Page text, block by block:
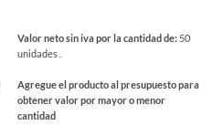
Valor neto sin iva por la cantidad de: 50
unidades .
Agregue el producto al presupuesto para
obtener valor por mayor o menor
cantidad